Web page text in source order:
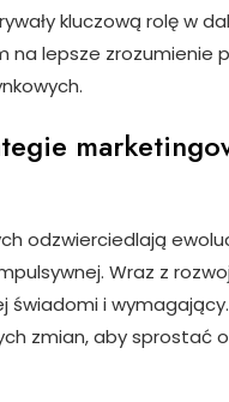
kluczową rolę w
na lepsze zrozumienie
odzwierciedlają
Wraz z
świadomi i
zmian, aby sprostać